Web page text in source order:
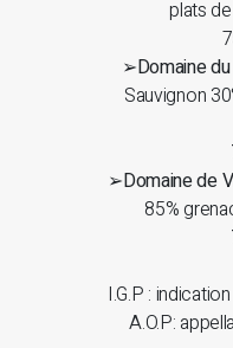
plats
➢Domaine
Sauvignon
➢Domaine de
85%
I.G.P :
A.O.P: